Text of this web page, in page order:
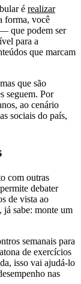
é realizar
forma, você
que podem ser
para a
que marcam
que são
seguem. Por
ao cenário
sociais do país,
com outras
debater
de vista ao
já sabe: monte um
semanais para
de exercícios
isso vai ajudá-lo
nas